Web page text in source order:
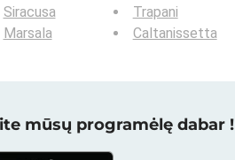
Siracusa
Marsala
Trapani
Caltanissetta
mūsų programėlę dabar !